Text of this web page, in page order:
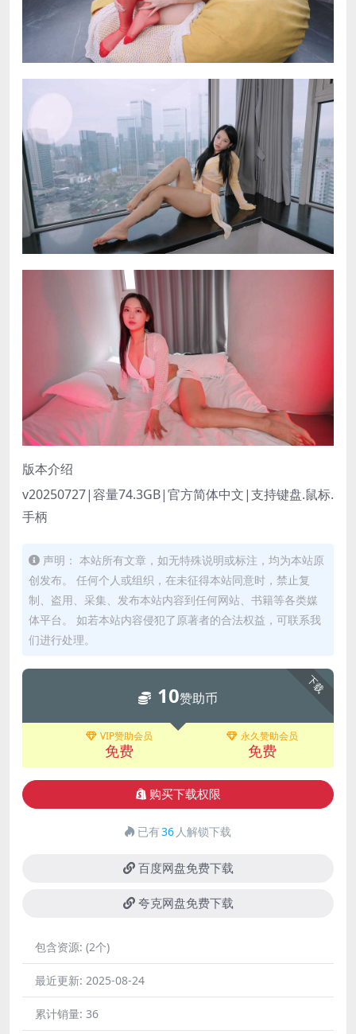
版本介绍
v20250727|容量74.3GB|官方简体中文|支持键盘.鼠标.
手柄
声明： 本站所有文章，如无特殊说明或标注，均为本站原
创发布。 任何个人或组织，在未征得本站同意时，禁止复
制、盗用、采集、发布本站内容到任何网站、书籍等各类媒
体平台。 如若本站内容侵犯了原著者的合法权益，可联系我
们进行处理。
下载
10赞助币
VIP赞助会员
免费
永久赞助会员
免费
购买下载权限
已有36 人解锁下载
百度网盘免费下载
夸克网盘免费下载
包含资源: (2个)
最近更新: 2025-08-24
累计销量: 36